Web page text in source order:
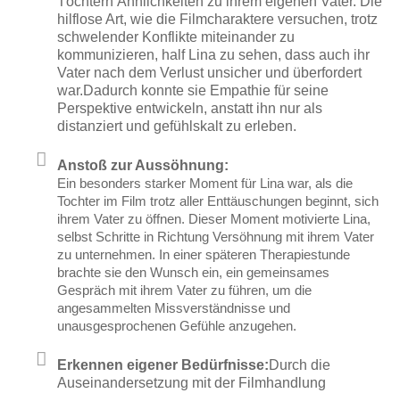
hilflose Art, wie die Filmcharaktere versuchen, trotz
schwelender Konflikte miteinander zu
kommunizieren, half Lina zu sehen, dass auch ihr
Vater nach dem Verlust unsicher und überfordert
war.Dadurch konnte sie Empathie für seine
Perspektive entwickeln, anstatt ihn nur als
distanziert und gefühlskalt zu erleben.
Anstoß zur Aussöhnung:
Ein besonders starker Moment für Lina war, als die
Tochter im Film trotz aller Enttäuschungen beginnt, sich
ihrem Vater zu öffnen. Dieser Moment motivierte Lina,
selbst Schritte in Richtung Versöhnung mit ihrem Vater
zu unternehmen. In einer späteren Therapiestunde
brachte sie den Wunsch ein, ein gemeinsames
Gespräch mit ihrem Vater zu führen, um die
angesammelten Missverständnisse und
unausgesprochenen Gefühle anzugehen.
Erkennen eigener Bedürfnisse:Durch die
Auseinandersetzung mit der Filmhandlung